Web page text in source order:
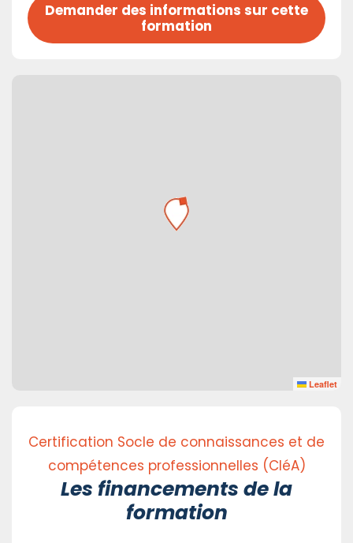
Demander des informations sur cette
formation
Leaflet
Certification Socle de connaissances et de
compétences professionnelles (CléA)
Les financements de la
formation